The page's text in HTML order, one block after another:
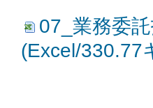
07_業務委
(Excel/330.77